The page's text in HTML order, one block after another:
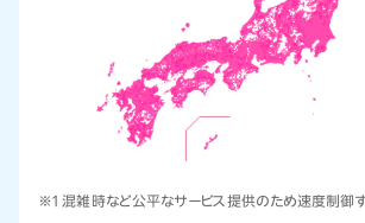
※1 混雑時など公平なサービス提供のため速度制御